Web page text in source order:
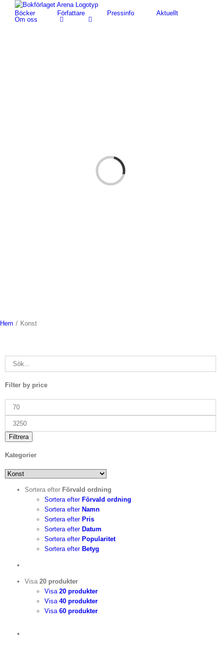
Fortsätt
innehållet
Böcker Författare Pressinfo
Aktuellt
Om oss
Loading...
Hem / Konst
Filter by price
Min
Max
Filtrera
Kategorier
Sortera efter Förvald ordning
Sortera efter Förvald ordning
Sortera efter Namn
Sortera efter Pris
Sortera efter Datum
Sortera efter Popularitet
Sortera efter Betyg
Visa 20 produkter
Visa 20 produkter
Visa 40 produkter
Visa 60 produkter